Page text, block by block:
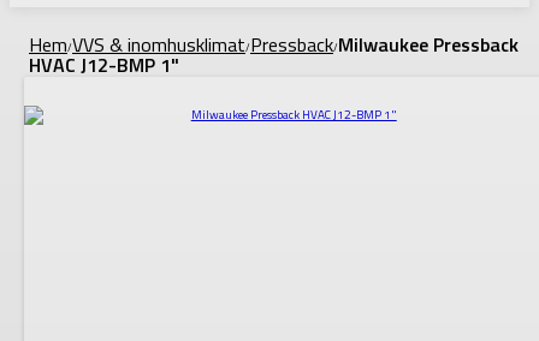
Hem/VVS & inomhusklimat/Pressback/Milwaukee Pressback
HVAC J12-BMP 1"